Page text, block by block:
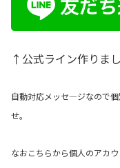
↑公式ライン作りま
自動対応メッセ―ジなので
せ。
なおこちらから個人のアカ